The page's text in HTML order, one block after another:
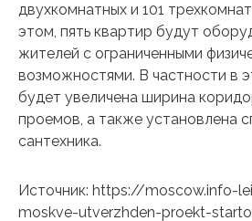
двухкомнатных и 101
этом, пять квартир будут
жителей с ограниченными
возможностями. В частности в
будет увеличена ширина
проемов, а также установлена
сантехника.
Источник: https://moscow.info-
moskve-utverzhden-proekt-